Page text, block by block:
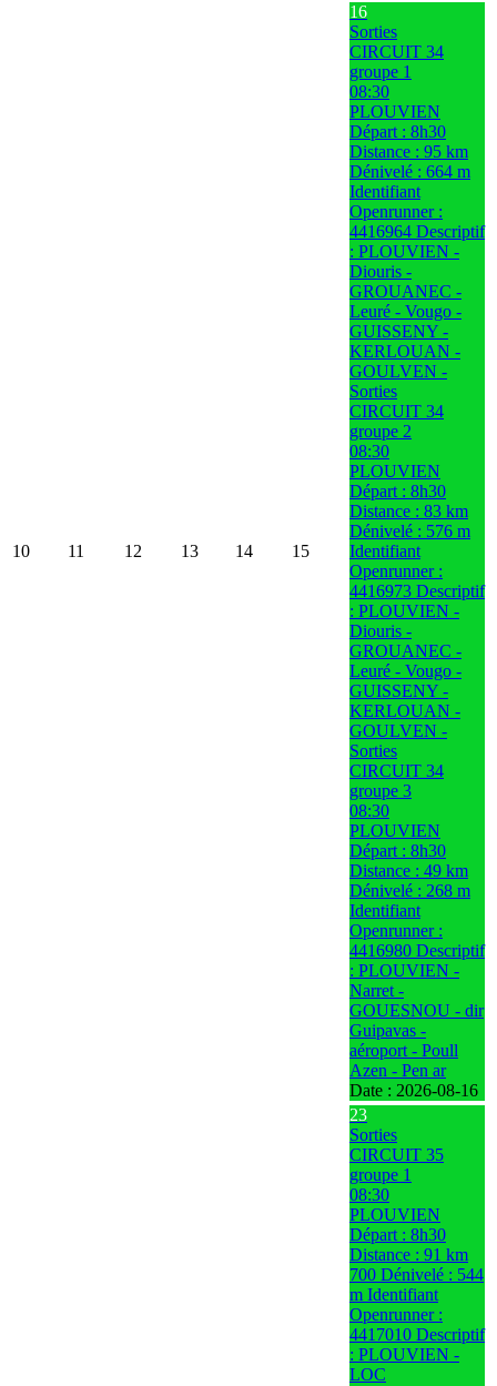
10 11 12 13 14 15
16
Sorties
CIRCUIT 34
groupe 1
08:30
PLOUVIEN
Départ : 8h30
Distance : 95 km
Dénivelé : 664 m
Identifiant
Openrunner :
4416964 Descriptif
: PLOUVIEN -
Diouris -
GROUANEC -
Leuré - Vougo -
GUISSENY -
KERLOUAN -
GOULVEN -
Sorties
CIRCUIT 34
groupe 2
08:30
PLOUVIEN
Départ : 8h30
Distance : 83 km
Dénivelé : 576 m
Identifiant
Openrunner :
4416973 Descriptif
: PLOUVIEN -
Diouris -
GROUANEC -
Leuré - Vougo -
GUISSENY -
KERLOUAN -
GOULVEN -
Sorties
CIRCUIT 34
groupe 3
08:30
PLOUVIEN
Départ : 8h30
Distance : 49 km
Dénivelé : 268 m
Identifiant
Openrunner :
4416980 Descriptif
: PLOUVIEN -
Narret -
GOUESNOU - dir
Guipavas -
aéroport - Poull
Azen - Pen ar
Date : 2026-08-16
23
Sorties
CIRCUIT 35
groupe 1
08:30
PLOUVIEN
Départ : 8h30
Distance : 91 km
700 Dénivelé : 544
m Identifiant
Openrunner :
4417010 Descriptif
: PLOUVIEN -
LOC